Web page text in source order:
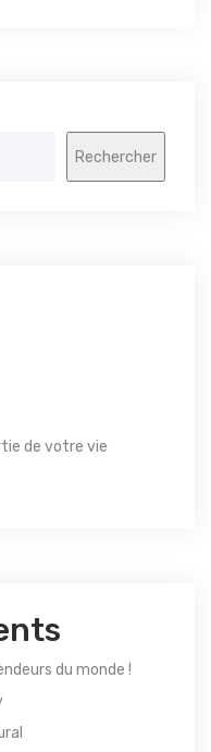
Rechercher
de votre vie
du monde !